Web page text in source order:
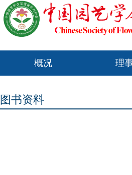
概况 理
图书资料